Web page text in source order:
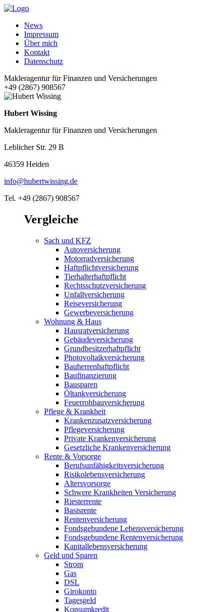
News
Impressum
Über mich
Kontakt
Datenschutz
Makleragentur für Finanzen und Versicherungen
+49 (2867) 908567
Hubert Wissing
Makleragentur für Finanzen und Versicherungen
Leblicher Str. 29 B
46359 Heiden
info@hubertwissing.de
Tel. +49 (2867) 908567
Vergleiche
Sach und KFZ
Autoversicherung
Motorradversicherung
Haftpflichtversicherung
Tierhalterhaftpflicht
Rechtsschutzversicherung
Unfallversicherung
Reiseversicherung
Gewerbeversicherung
Wohnung & Haus
Hausratversicherung
Gebäudeversicherung
Grundbesitzerhaftpflicht
Photovoltaikversicherung
Bauherrenhaftpflicht
Baufinanzierung
Bausparen
Öltankversicherung
Feuerrohbauversicherung
Pflege & Krankheit
Krankenzusatzversicherung
Pflegeversicherung
Private Krankenversicherung
Gesetzliche Krankenversicherung
Rente & Vorsorge
Berufs­unfähigkeitsversicherung
Risikolebensversicherung
Altersvorsorge
Schwere Krankheiten Versicherung
Riesterrente
Basisrente
Rentenversicherung
Fondsgebundene Lebensversicherung
Fondsgebundene Rentenversicherung
Kapitallebensversicherung
Geld und Sparen
Strom
Gas
DSL
Girokonto
Tagesgeld
Konsumkredit